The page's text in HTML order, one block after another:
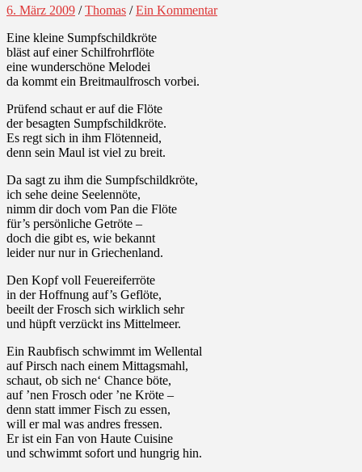
6. März 2009 /Thomas /Ein Kommentar
Eine kleine Sumpfschildkröte
bläst auf einer Schilfrohrflöte
eine wunderschöne Melodei
da kommt ein Breitmaulfrosch vorbei.
Prüfend schaut er auf die Flöte
der besagten Sumpfschildkröte.
Es regt sich in ihm Flötenneid,
denn sein Maul ist viel zu breit.
Da sagt zu ihm die Sumpfschildkröte,
ich sehe deine Seelennöte,
nimm dir doch vom Pan die Flöte
für’s persönliche Getröte –
doch die gibt es, wie bekannt
leider nur nur in Griechenland.
Den Kopf voll Feuereiferröte
in der Hoffnung auf’s Geflöte,
beeilt der Frosch sich wirklich sehr
und hüpft verzückt ins Mittelmeer.
Ein Raubfisch schwimmt im Wellental
auf Pirsch nach einem Mittagsmahl,
schaut, ob sich ne‘ Chance böte,
auf ’nen Frosch oder ’ne Kröte –
denn statt immer Fisch zu essen,
will er mal was andres fressen.
Er ist ein Fan von Haute Cuisine
und schwimmt sofort und hungrig hin.